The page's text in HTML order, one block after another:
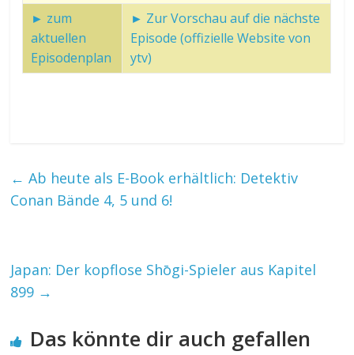
► zum
aktuellen
Episodenplan
► Zur Vorschau auf die nächste
Episode (offizielle Website von
ytv)
← Ab heute als E-Book erhältlich: Detektiv
Conan Bände 4, 5 und 6!
Japan: Der kopflose Shōgi-Spieler aus Kapitel
899 →
Das könnte dir auch gefallen